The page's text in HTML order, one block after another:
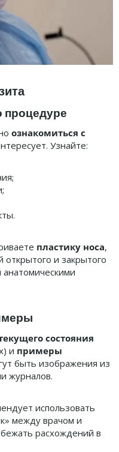
процедуре
ознакомиться с
Узнайте:
пластику носа,
открытого и закрытого
анатомическими
состояния
и примеры
быть изображения из
журналов.
использовать
между врачом и
расхождений в